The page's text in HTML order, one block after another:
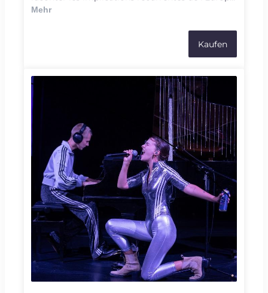
dans l’histoire de la Palestine, ou comment la
nous, en Europe. Sortir la tête de sous l’enclume
mouvement par la réflexion incarnée : huit ans
fleuve (Vidy, 2016), voici une version
« impatiente », active et précise, pour se redire
l’histoire des Empires et des impérialismes, des
alliances et des trahisons, des haines
instrumentalisées et du mépris des peuples. Une
recréation avec le même esprit critique, l’éclat
des synthèses affûtées et la science du jeu, avec
entrain et la jubilation de ne pas se laisser écraser
par l’impuissance.
Mehr
Kaufen